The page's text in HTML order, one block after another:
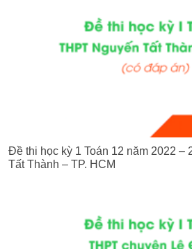
Đề thi học kỳ 1 Toán 12 năm 2022 –
Tất Thành – TP. HCM